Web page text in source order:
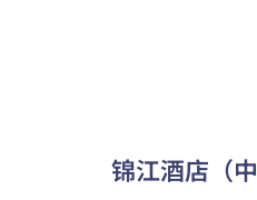
锦江酒店（